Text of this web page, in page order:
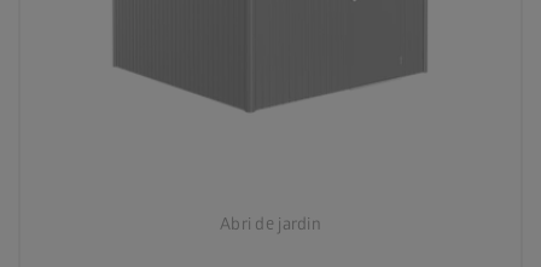
Abri de jardin
3 couleurs